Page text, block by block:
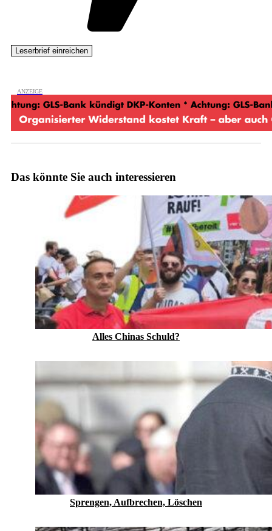
Das könnte Sie auch interessieren
Alles Chinas Schuld?
Sprengen, Aufbrechen, Löschen